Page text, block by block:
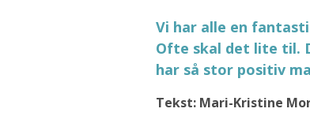
Vi har alle en
Ofte skal det lite til.
har så stor positiv
Tekst: Mari-Kristine